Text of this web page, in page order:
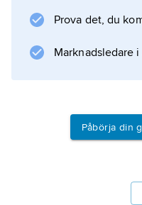
kant. Sporlagret är
blir när det skrapas
Information
Prova det, du
Marknadsledare
Påbörja din